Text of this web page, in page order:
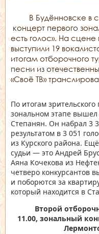
В Будённовске в
концерт первого
есть голос». На сцене
выступили 19
итогам отборочного
песни из
«Своё ТВ»
По итогам
зональном этапе вышел
Степанян. Он набрал 3
результатом в 3 051
из Курского района.
судьи — это Андрей
Аяна Кочекова из
четверо конкурсантов
и поборются за
который находится в
Второй
11.00, зональный